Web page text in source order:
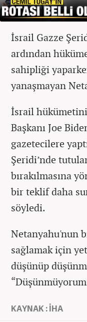
İsrail Gazze
ardından
sahipliği
yanaşmayan
İsrail
Başkanı Joe
gazetecilere
Şeridi’nde
bırakılmasına
bir teklif daha
söyledi.
Netanyahu'nun
sağlamak için
düşünüp
KAYNAK : İHA